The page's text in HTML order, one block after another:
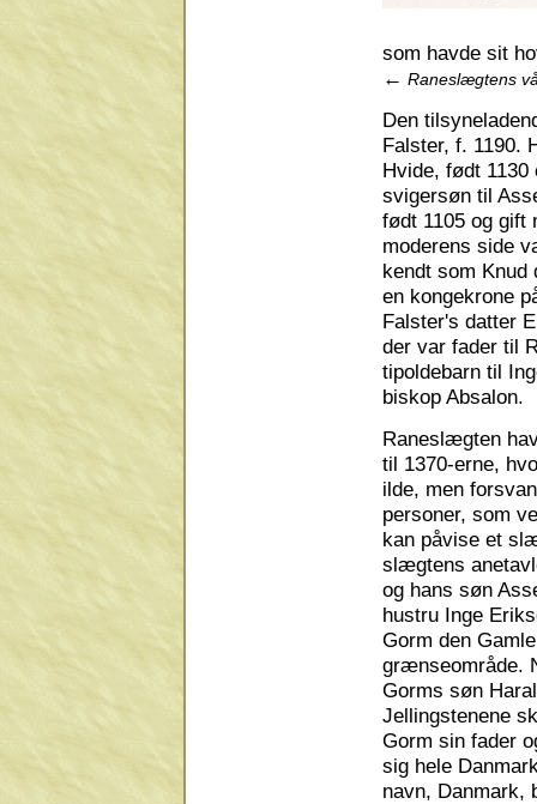
som havde sit
← Raneslægtens
Den
Falster, f. 1190.
Hvide, født
svigersøn til
født 1105 og gift
moderens side
kendt som
en kongekrone
Falster's datter
der var fader til
tipoldebarn til
biskop Absalon.
Raneslægten
til 1370-erne,
ilde, men
personer, som
kan påvise et
slægtens
og hans søn
hustru Inge
Gorm den
grænseområde.
Gorms søn
Jellingstenene
Gorm sin fader
sig hele
navn, Danmark,